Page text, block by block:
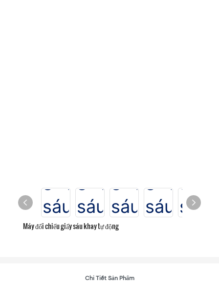
Máy đối chiếu giấy sáu khay tự động
Chi Tiết Sản Phẩm